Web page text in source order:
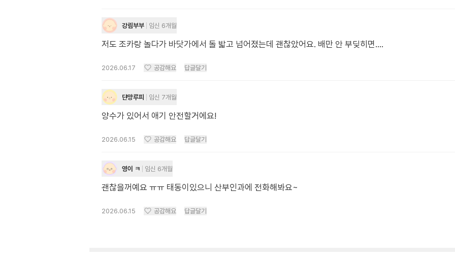
강림부부 임신 6개월
저도 조카랑 놀다가 바닷가에서 돌 밟고 넘어졌는데 괜찮았어요. 배만 안 부딪히면....
2026.06.17 공감해요 답글달기
댠먕루피 임신 7개월
양수가 있어서 애기 안전할거에요!
2026.06.15 공감해요 답글달기
영이 ㅋ 임신 6개월
괜찮을꺼예요 ㅠㅠ 태동이있으니 산부인과에 전화해봐요~
2026.06.15 공감해요 답글달기